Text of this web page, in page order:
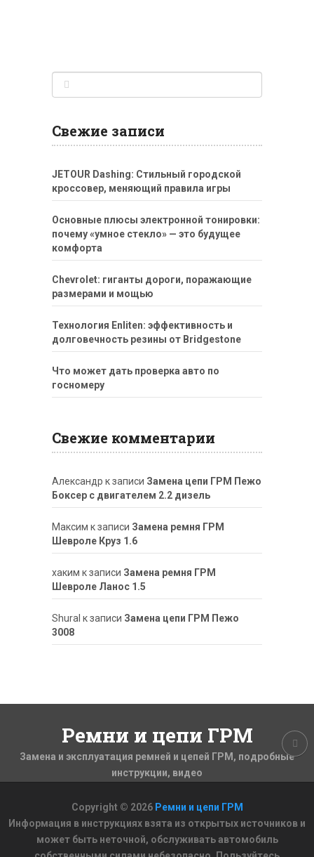
Свежие записи
JETOUR Dashing: Стильный городской
кроссовер, меняющий правила игры
Основные плюсы электронной тонировки:
почему «умное стекло» — это будущее
комфорта
Chevrolet: гиганты дороги, поражающие
размерами и мощью
Технология Enliten: эффективность и
долговечность резины от Bridgestone
Что может дать проверка авто по
госномеру
Свежие комментарии
Александр к записи Замена цепи ГРМ Пежо
Боксер с двигателем 2.2 дизель
Максим к записи Замена ремня ГРМ
Шевроле Круз 1.6
хаким к записи Замена ремня ГРМ
Шевроле Ланос 1.5
ShuraI к записи Замена цепи ГРМ Пежо
3008
Ремни и цепи ГРМ
Замена и эксплуатация ремней и цепей ГРМ, подробные
инструкции, видео
Copyright © 2026 Ремни и цепи ГРМ
Информация в инструкциях взята из открытых источников и
может быть неточной, обслуживать автомобиль